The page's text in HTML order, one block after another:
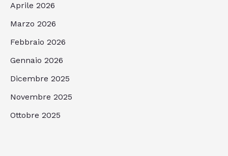
Aprile 2026
Marzo 2026
Febbraio 2026
Gennaio 2026
Dicembre 2025
Novembre 2025
Ottobre 2025